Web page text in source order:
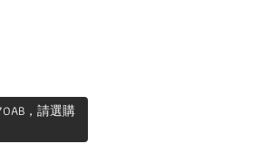
，請選購